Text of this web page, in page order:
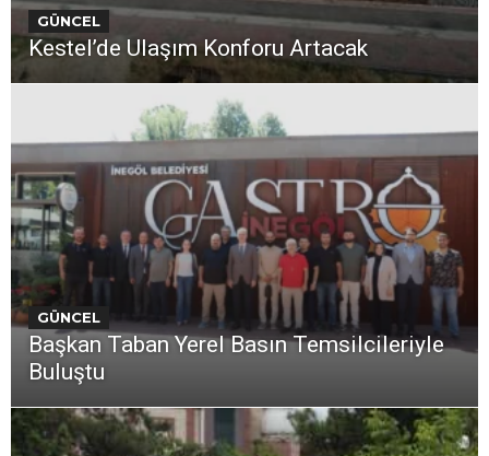
GÜNCEL
Kestel’de Ulaşım Konforu Artacak
GÜNCEL
Başkan Taban Yerel Basın Temsilcileriyle
Buluştu